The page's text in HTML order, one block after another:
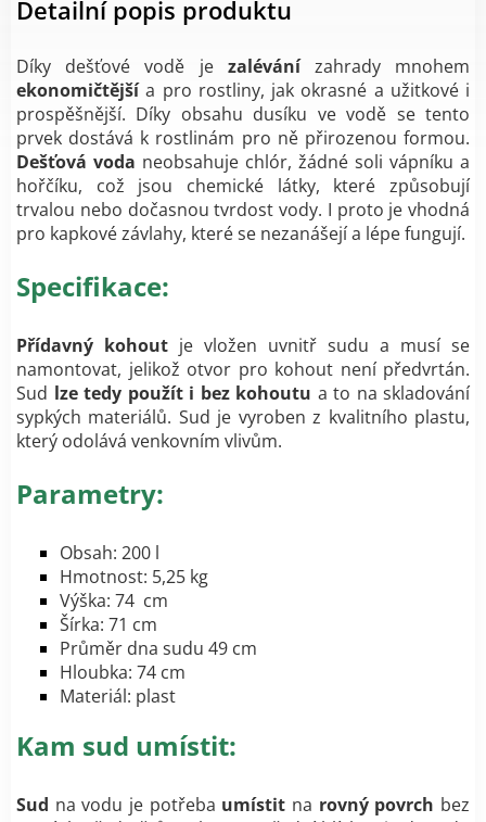
Detailní popis produktu
Díky dešťové vodě je zalévánízahrady mnohem
ekonomičtějšía pro rostliny, jak okrasné a užitkové i
prospěšnější. Díky obsahu dusíku ve vodě se tento
prvek dostává k rostlinám pro ně přirozenou formou.
Dešťová voda neobsahuje chlór, žádné soli vápníku a
hořčíku, což jsou chemické látky, které způsobují
trvalou nebo dočasnou tvrdost vody. I proto je vhodná
pro kapkové závlahy, které se nezanášejí a lépe fungují.
Specifikace:
Přídavný kohout je vložen uvnitř sudu a musí se
namontovat, jelikož otvor pro kohout není předvrtán.
Sud lze tedy použít i bez kohoutu a to na skladování
sypkých materiálů. Sud je vyroben z kvalitního plastu,
který odolává venkovním vlivům.
Parametry:
Obsah: 200 l
Hmotnost: 5,25 kg
Výška: 74 cm
Šírka: 71 cm
Průměr dna sudu 49 cm
Hloubka: 74 cm
Materiál: plast
Kam sud umístit:
Sud na vodu je potřeba umístit na rovný povrch bez